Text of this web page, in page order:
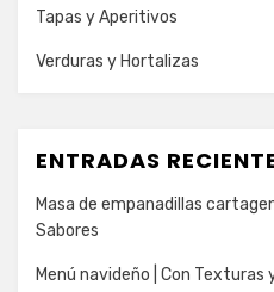
Tapas y Aperitivos
Verduras y Hortalizas
ENTRADAS
Masa de empanadillas
Sabores
Menú navideño | Con Texturas